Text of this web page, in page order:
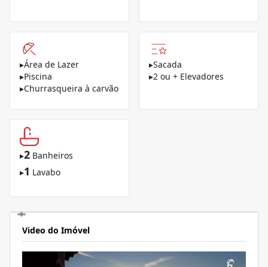
▸Área de Lazer
▸Piscina
▸Churrasqueira à carvão
▸Sacada
▸2 ou + Elevadores
▸2 Banheiros
▸1 Lavabo
Video do Imóvel